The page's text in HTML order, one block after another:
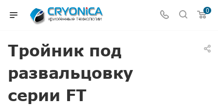
0
Тройник под
развальцовку
серии FT